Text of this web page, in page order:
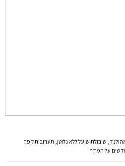
שיבולת שועל ללא גלוטן, תערובות קפה
על המדף